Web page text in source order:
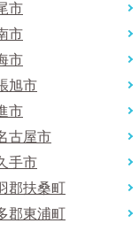
市
市
市
旭市
市
古屋市
手市
郡扶桑町
郡東浦町